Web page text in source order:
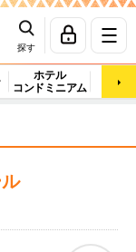
探す
ホテル
コンドミニアム
マッ